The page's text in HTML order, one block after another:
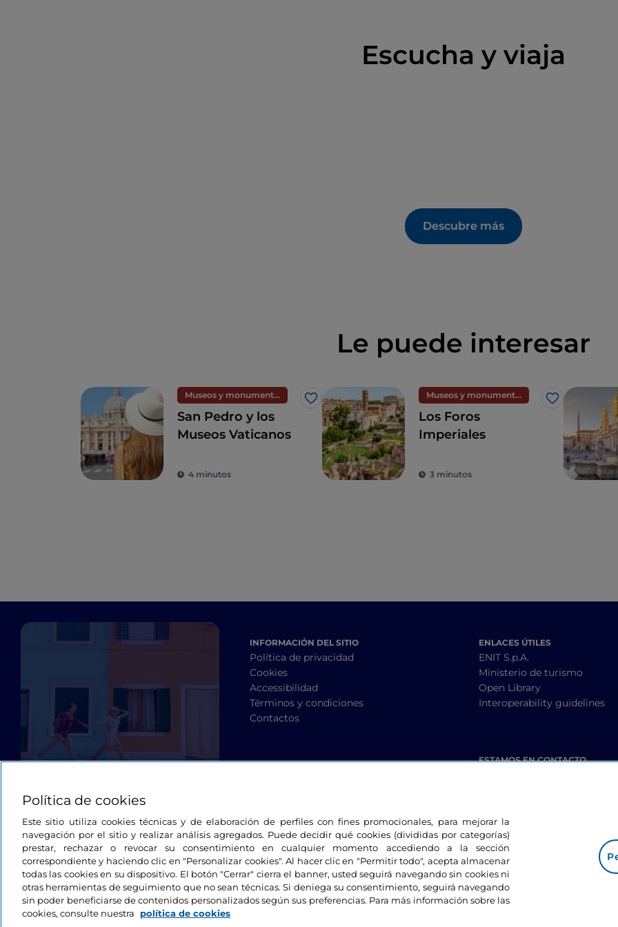
Escucha y viaja
Descubre más
Le puede interesar
Museos y monumentos
Me gusta
San Pedro y los
Museos Vaticanos
4 minutos
Museos y monumentos
Me gusta
Los Foros
Imperiales
3 minutos
INFORMACIÓN DEL SITIO
Política de privacidad
Cookies
Accessibilidad
Términos y condiciones
Contactos
ENLACES ÚTILES
ENIT S.p.A.
Ministerio de turismo
Open Library
Interoperability guidelines
ESTAMOS EN CONTACTO
Política de cookies
Este sitio utiliza cookies técnicas y de elaboración de perfiles con fines promocionales, para mejorar la
navegación por el sitio y realizar análisis agregados. Puede decidir qué cookies (divididas por categorías)
prestar, rechazar o revocar su consentimiento en cualquier momento accediendo a la sección
correspondiente y haciendo clic en "Personalizar cookies". Al hacer clic en "Permitir todo", acepta almacenar
todas las cookies en su dispositivo. El botón "Cerrar" cierra el banner, usted seguirá navegando sin cookies ni
otras herramientas de seguimiento que no sean técnicas. Si deniega su consentimiento, seguirá navegando
sin poder beneficiarse de contenidos personalizados según sus preferencias. Para más información sobre las
cookies, consulte nuestra
política de cookies